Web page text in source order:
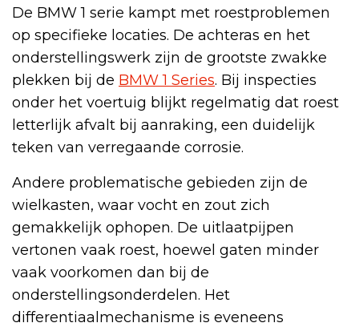
De BMW 1 serie kampt met roestproblemen
op specifieke locaties. De achteras en het
onderstellingswerk zijn de grootste zwakke
plekken bij de BMW 1 Series. Bij inspecties
onder het voertuig blijkt regelmatig dat roest
letterlijk afvalt bij aanraking, een duidelijk
teken van verregaande corrosie.
Andere problematische gebieden zijn de
wielkasten, waar vocht en zout zich
gemakkelijk ophopen. De uitlaatpijpen
vertonen vaak roest, hoewel gaten minder
vaak voorkomen dan bij de
onderstellingsonderdelen. Het
differentiaalmechanisme is eveneens